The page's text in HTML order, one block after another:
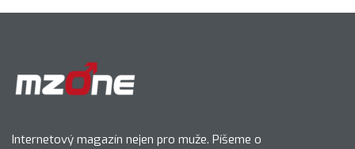
Internetový magazín nejen pro muže. Píšeme o